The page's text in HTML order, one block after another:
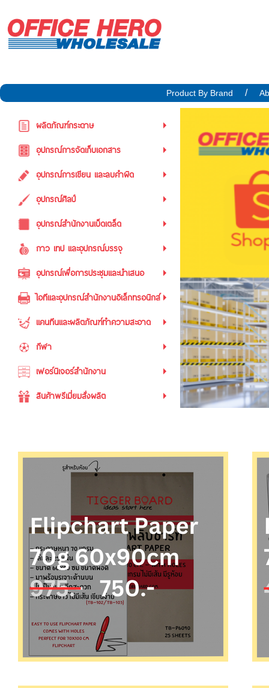
Product By Brand
ผลิตภัณฑ์กระดาษ
อุปกรณ์การจัดเก็บเอกสาร
อุปกรณ์การเขียน และลบคำผิด
อุปกรณ์ศิลป์
อุปกรณ์สำนักงานเบ็ดเตล็ด
กาว เทป และอุปกรณ์บรรจุ
อุปกรณ์เพื่อการประชุมและนำเสนอ
ไอทีและอุปกรณ์สำนักงานอิเล็กทรอนิกส์
แคนทีนและผลิตภัณฑ์ทำความสะอาด
กีฬา
เฟอร์นิเจอร์สำนักงาน
สินค้าพรีเมี่ยมสั่งผลิต